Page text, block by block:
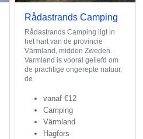
Rådastrands Camping
Rådastrands Camping ligt in
het hart van de provincie
Värmland, midden Zweden.
Varmland is vooral geliefd om
de prachtige ongerepte natuur,
de
vanaf €12
Camping
Värmland
Hagfors